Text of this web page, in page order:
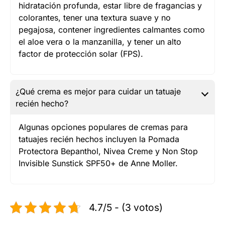
hidratación profunda, estar libre de fragancias y
colorantes, tener una textura suave y no
pegajosa, contener ingredientes calmantes como
el aloe vera o la manzanilla, y tener un alto
factor de protección solar (FPS).
¿Qué crema es mejor para cuidar un tatuaje
recién hecho?
Algunas opciones populares de cremas para
tatuajes recién hechos incluyen la Pomada
Protectora Bepanthol, Nivea Creme y Non Stop
Invisible Sunstick SPF50+ de Anne Moller.
4.7/5 - (3 votos)